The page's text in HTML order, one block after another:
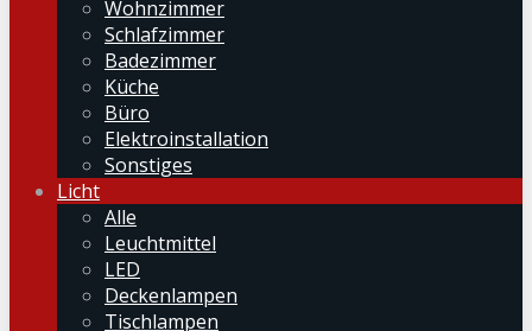
Wohnzimmer
Schlafzimmer
Badezimmer
Küche
Büro
Elektroinstallation
Sonstiges
Licht
Alle
Leuchtmittel
LED
Deckenlampen
Tischlampen